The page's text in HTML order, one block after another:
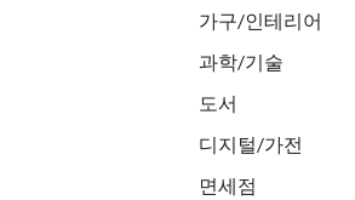
가구/인테리어
과학/기술
도서
디지털/가전
면세점